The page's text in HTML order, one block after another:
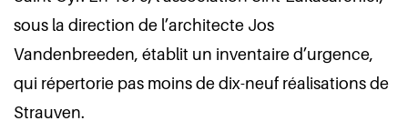
sous la direction de l’architecte Jos
Vandenbreeden, établit un inventaire d’urgence,
qui répertorie pas moins de dix-neuf réalisations de
Strauven.